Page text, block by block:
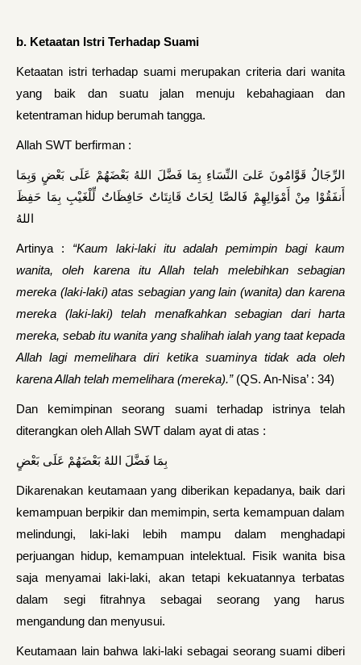
b. Ketaatan Istri Terhadap Suami
Ketaatan istri terhadap suami merupakan criteria dari wanita
yang baik dan suatu jalan menuju kebahagiaan dan
ketentraman hidup berumah tangga.
Allah SWT berfirman :
الرِّجَالُ قَوَّامُونَ عَلىَ النِّسَاءِ بِمَا فَضَّلَ اللهُ بَعْضَهُمْ عَلَى بَعْضٍ وَبِمَا
أَنفَقُوْا مِنْ أَمْوَالِهِمْ فَالصَّا لِحَاتُ قَانِتَاتٌ حَافِظَاتٌ لِّلْغَيْبِ بِمَا حَفِظَ
اللهُ
Artinya : “Kaum laki-laki itu adalah pemimpin bagi kaum
wanita, oleh karena itu Allah telah melebihkan sebagian
mereka (laki-laki) atas sebagian yang lain (wanita) dan karena
mereka (laki-laki) telah menafkahkan sebagian dari harta
mereka, sebab itu wanita yang shalihah ialah yang taat kepada
Allah lagi memelihara diri ketika suaminya tidak ada oleh
karena Allah telah memelihara (mereka).”(QS. An-Nisa’ : 34)
Dan kemimpinan seorang suami terhadap istrinya telah
diterangkan oleh Allah SWT dalam ayat di atas :
بِمَا فَضَّلَ اللهُ بَعْضَهُمْ عَلَى بَعْضٍ
Dikarenakan keutamaan yang diberikan kepadanya, baik dari
kemampuan berpikir dan memimpin, serta kemampuan dalam
melindungi, laki-laki lebih mampu dalam menghadapi
perjuangan hidup, kemampuan intelektual. Fisik wanita bisa
saja menyamai laki-laki, akan tetapi kekuatannya terbatas
dalam segi fitrahnya sebagai seorang yang harus
mengandung dan menyusui.
Keutamaan lain bahwa laki-laki sebagai seorang suami diberi